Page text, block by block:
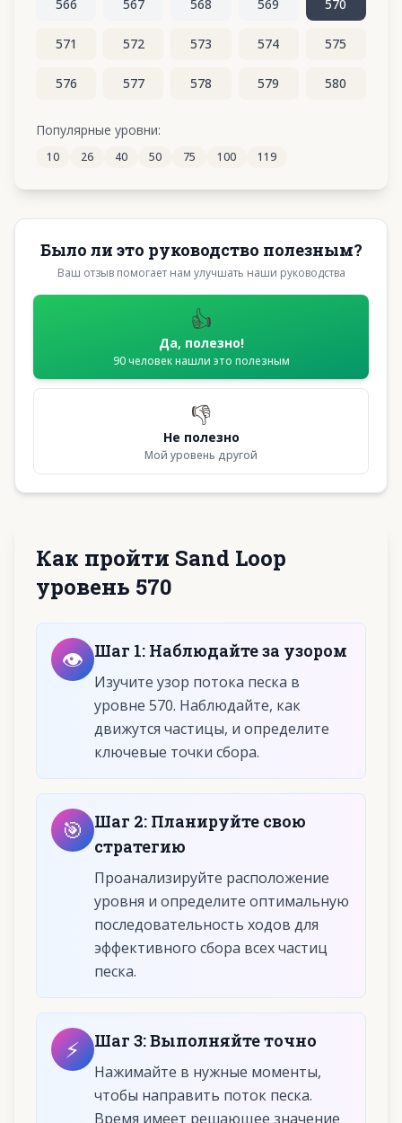
566 567 568 569 570
571 572 573 574 575
576 577 578 579 580
586 587 588 589
Популярные уровни:
10 26 40 50 75 100 119
Было ли это руководство полезным?
Ваш отзыв помогает нам улучшать наши руководства
👍
Да, полезно!
90 человек нашли это полезным
👎
Не полезно
Мой уровень другой
Как пройти Sand Loop
уровень 570
👁️ Шаг 1: Наблюдайте за узором
Изучите узор потока песка в
уровне 570. Наблюдайте, как
движутся частицы, и определите
ключевые точки сбора.
🎯 Шаг 2: Планируйте свою
стратегию
Проанализируйте расположение
уровня и определите оптимальную
последовательность ходов для
эффективного сбора всех частиц
песка.
⚡ Шаг 3:Выполняйте точно
Нажимайте в нужные моменты,
чтобы направить поток песка.
Время имеет решающее значение